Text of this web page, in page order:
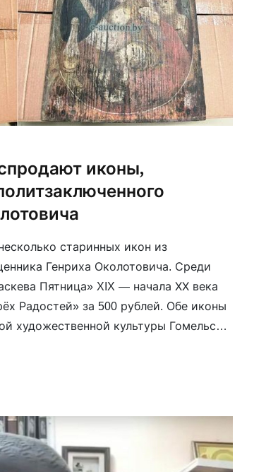
иконы,
старинных икон из
Генриха Околотовича. Среди
Пятница» XIX — начала ХХ века
Радостей» за 500 рублей. Обе иконы
художественной культуры Гомельско-